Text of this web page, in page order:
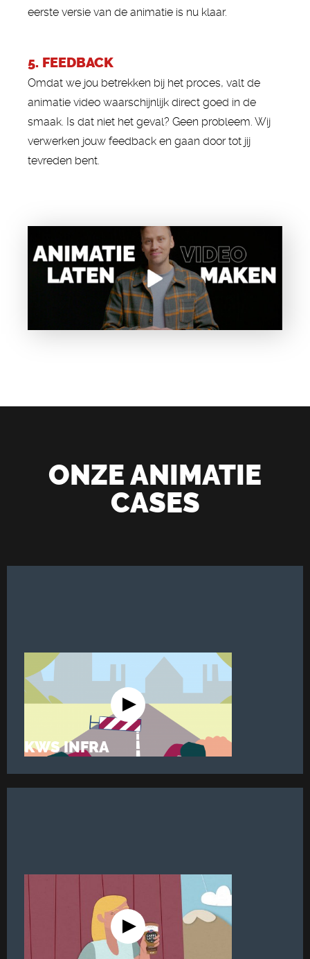
eerste versie van de animatie is nu klaar.
5. FEEDBACK
Omdat we jou betrekken bij het proces, valt de
animatie video waarschijnlijk direct goed in de
smaak. Is dat niet het geval? Geen probleem. Wij
verwerken jouw feedback en gaan door tot jij
tevreden bent.
ONZE ANIMATIE
CASES
KWS INFRA